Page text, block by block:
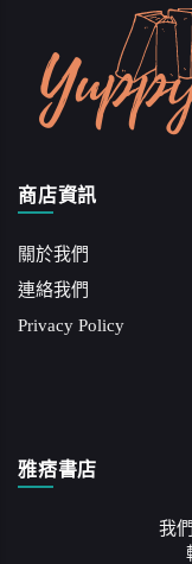
商店資訊
關於我們
連絡我們
Privacy Policy
雅痞書店
我